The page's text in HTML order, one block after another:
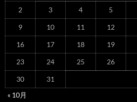
2 3 4 5
9 10 11 12
16 17 18 19
23 24 25 26
30
31
« 10月